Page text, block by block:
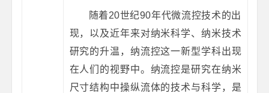
随着20世纪90年代微流控技术的出
现，以及近年来对纳米科学、纳米技术
研究的升温，纳流控这一新型学科出现
在人们的视野中。纳流控是研究在纳米
尺寸结构中操纵流体的技术与科学，是